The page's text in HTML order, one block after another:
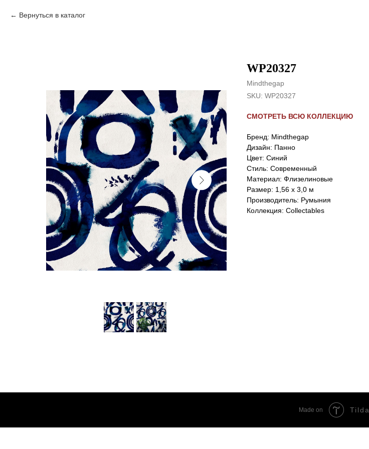
Вернуться в каталог
WP20327
Mindthegap
SKU: WP20327
СМОТРЕТЬ ВСЮ КОЛЛЕКЦИЮ
Бренд: Mindthegap
Дизайн: Панно
Цвет: Синий
Стиль: Cовременный
Материал: Флизелиновые
Размер: 1,56 x 3,0 м
Производитель: Румыния
Коллекция: Collectables
Made on Tilda